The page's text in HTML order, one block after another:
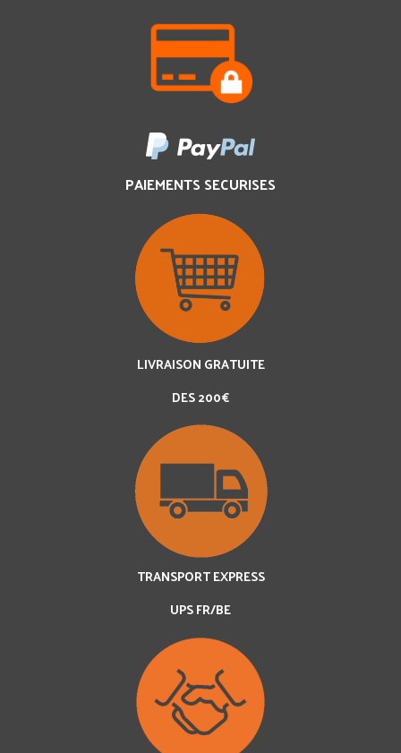
PAIEMENTS SECURISES
LIVRAISON GRATUITE
DES 200€
TRANSPORT EXPRESS
UPS FR/BE